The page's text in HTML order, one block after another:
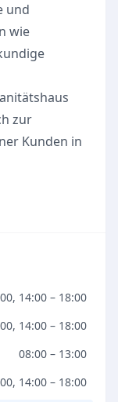
und
wie
zur
Kunden in
14:00 – 18:00
14:00 – 18:00
08:00 – 13:00
14:00 – 18:00